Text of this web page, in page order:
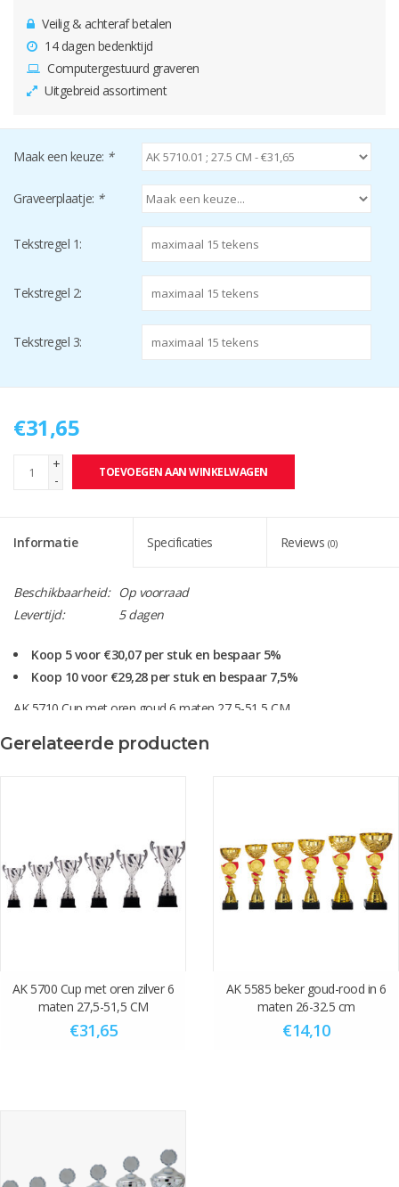
Veilig & achteraf betalen
14 dagen bedenktijd
Computergestuurd graveren
Uitgebreid assortiment
Maak een keuze: *
Graveerplaatje: *
Tekstregel 1:
Tekstregel 2:
Tekstregel 3:
€31,65
+
-
TOEVOEGEN AAN WINKELWAGEN
Informatie Specificaties Reviews (0)
Beschikbaarheid:
Op voorraad
Levertijd:
5 dagen
Koop 5 voor €30,07 per stuk en bespaar 5%
Koop 10 voor €29,28 per stuk en bespaar 7,5%
AK 5710 Cup met oren goud 6 maten 27,5-51,5 CM
Deze serie is ook leverbaar in goudkleur (AK 5700)
Score één van onze surprise vouchers (pop-up) en krijg 10% korting
over het hele aankoop bedrag.
Gerelateerde producten
AK 5700 Cup met oren zilver 6
maten 27,5-51,5 CM
€31,65
AK 5585 beker goud-rood in 6
maten 26-32.5 cm
€14,10